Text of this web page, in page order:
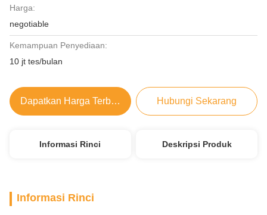
Harga:
negotiable
Kemampuan Penyediaan:
10 jt tes/bulan
Dapatkan Harga Terbaik Hubungi Sekarang
Informasi Rinci Deskripsi Produk
Informasi Rinci